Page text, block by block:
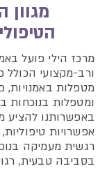
מגוון
מרכז הילי פועל
ורב-מקצועי הכולל
מטפלות באמנויות,
ומטפלות בנוכחות
באפשרותנו להציע
אפשרויות
רגשית מעמיקה
בסביבה טבעית,